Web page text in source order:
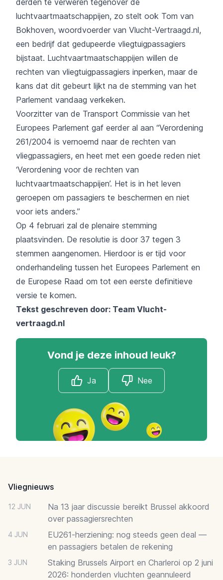
luchtvaartmaatschappijen, zo stelt ook Tom van
Bokhoven, woordvoerder van Vlucht-Vertraagd.nl,
een bedrijf dat gedupeerde vliegtuigpassagiers
bijstaat. Luchtvaartmaatschappijen willen de
rechten van vliegtuigpassagiers inperken, maar de
kans dat dit gebeurt lijkt na de stemming van het
Parlement vandaag verkeken.
Voorzitter van de Transport Commissie van het
Europees Parlement gaf eerder al aan “Verordening
261/2004 is vernoemd naar de rechten van
vliegpassagiers, en heet met een goede reden niet
‘Verordening voor de rechten van
luchtvaartmaatschappijen’. Het is in het leven
geroepen om passagiers te beschermen en niet
voor iets anders.”
Op 4 februari zal de plenaire stemming
plaatsvinden. De resolutie is door 37 tegen 3
stemmen aangenomen. Hierdoor is er tijd voor
onderhandeling tussen het Europees Parlement en
de Europese Raad om tot een eerste definitieve
versie te komen.
Tekst geschreven door: Team Vlucht-
vertraagd.nl
Vond je deze inhoud leuk?
Ja Nee
Vliegnieuws
12 JUN
Na 13 jaar discussie bereikt Brussel akkoord
over passagiersrechten
4 JUN
EU261-herziening: nog steeds geen deal —
en passagiers betalen de rekening
3 JUN
Staking Brussels Airport en Charleroi op 2 juni
2026: honderden vluchten geannuleerd